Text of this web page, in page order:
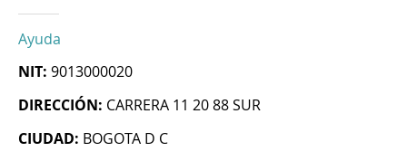
Ayuda
NIT: 9013000020
DIRECCIÓN: CARRERA 11 20 88 SUR
CIUDAD: BOGOTA D C